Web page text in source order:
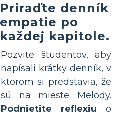
Priraďte denník
empatie po
každej kapitole.
Pozvite študentov, aby
napísali krátky denník, v
ktorom si predstavia, že
sú na mieste Melody.
Podnietite reflexiu o